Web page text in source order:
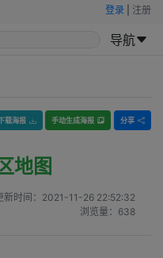
登录 注册
导航
载海报 手动生成海报 分享
地图
新时间： 2021-11-26 22:52:32
浏览量： 638